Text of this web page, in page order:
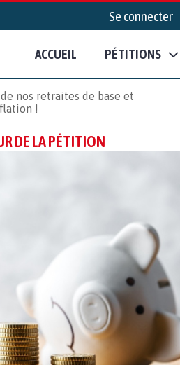
Se connecter
ACCUEIL PÉTITIONS
nos retraites de base et
!
DE LA PÉTITION